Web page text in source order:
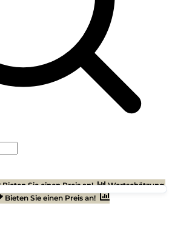
Bieten Sie einen Preis an!
Wertschätzung
Bieten Sie einen Preis an!